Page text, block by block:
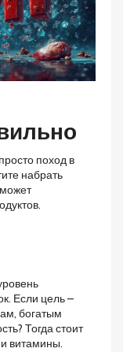
поход в
набрать
Если цель –
богатым
Тогда стоит
и витамины.